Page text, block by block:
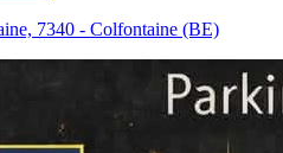
7340 - Colfontaine (BE)